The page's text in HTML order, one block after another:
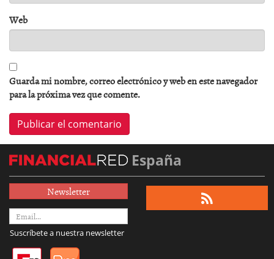
Web
Guarda mi nombre, correo electrónico y web en este navegador
para la próxima vez que comente.
España
Newsletter
Suscríbete a nuestra newsletter